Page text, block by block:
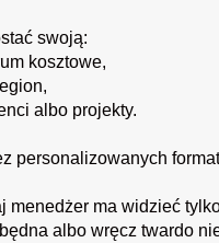
swoją:
kosztowe,
albo projekty.
personalizowanych
menedżer ma widzieć
albo wręcz twardo